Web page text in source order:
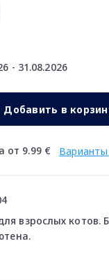
- 31.08.2026
Добавить в
от 9.99 €
взрослых котов.